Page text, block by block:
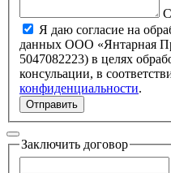
Я даю согласие на
данных ООО «Янтарная
5047082223) в целях обработки запроса и полченя
консульации, в
конфиденциальности.
Отправить
Заключить договор